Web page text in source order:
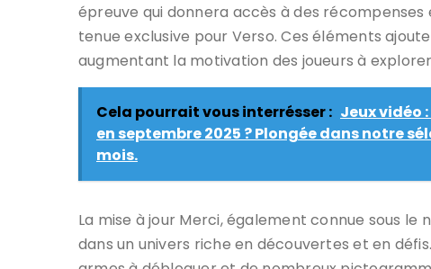
épreuve qui donnera accès à des récompenses
tenue exclusive pour Verso. Ces éléments
augmentant la motivation des joueurs à
Cela pourrait vous interrésser : Jeux vidéo
en septembre 2025 ? Plongée dans notre
mois.
La mise à jour Merci, également connue sous le
dans un univers riche en découvertes et en